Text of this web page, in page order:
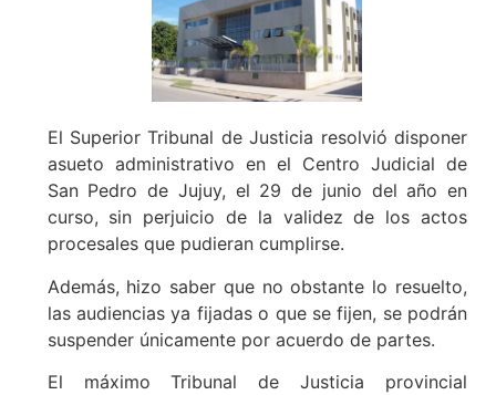
El Superior Tribunal de Justicia resolvió disponer
asueto administrativo en el Centro Judicial de
San Pedro de Jujuy, el 29 de junio del año en
curso, sin perjuicio de la validez de los actos
procesales que pudieran cumplirse.
Además, hizo saber que no obstante lo resuelto,
las audiencias ya fijadas o que se fijen, se podrán
suspender únicamente por acuerdo de partes.
El máximo Tribunal de Justicia provincial